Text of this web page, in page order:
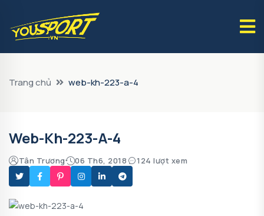
Trang chủ web-kh-223-a-4
Web-Kh-223-A-4
Tân Trương 06 Th6, 2018 124 lượt xem